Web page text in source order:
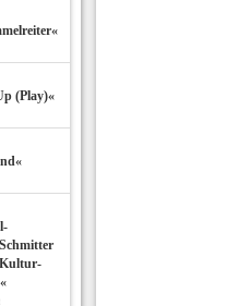
(Play)«
Kultur-